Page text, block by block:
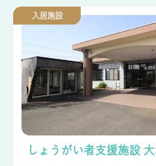
入居施設
しょうがい者支援施設